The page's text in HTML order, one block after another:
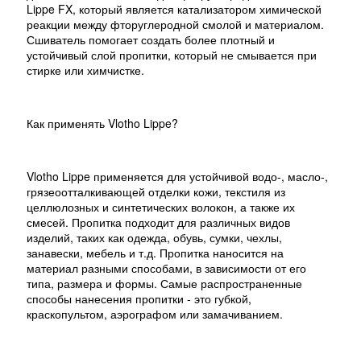
Lippe FX, который является катализатором химической
реакции между фторуглеродной смолой и материалом.
Сшиватель помогает создать более плотный и
устойчивый слой пропитки, который не смывается при
стирке или химчистке.
Как применять Vlotho Lippe?
Vlotho Lippe применяется для устойчивой водо-, масло-,
грязеоотталкивающей отделки кожи, текстиля из
целлюлозных и синтетических волокон, а также их
смесей. Пропитка подходит для различных видов
изделий, таких как одежда, обувь, сумки, чехлы,
занавески, мебель и т.д. Пропитка наносится на
материал разными способами, в зависимости от его
типа, размера и формы. Самые распространенные
способы нанесения пропитки - это губкой,
краскопультом, аэрографом или замачиванием.